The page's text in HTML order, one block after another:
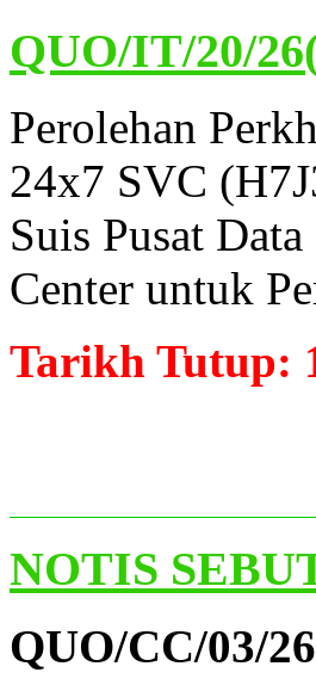
QUO/IT/20/
Perolehan
24x7 SVC
Suis Pusat
Center untuk
Tarikh Tutup:
NOTIS
QUO/CC/03/